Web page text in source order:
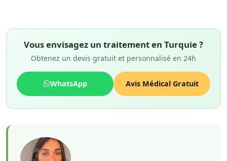
Vous envisagez un traitement en Turquie ?
Obtenez un devis gratuit et personnalisé en 24h
WhatsApp Avis Médical Gratuit